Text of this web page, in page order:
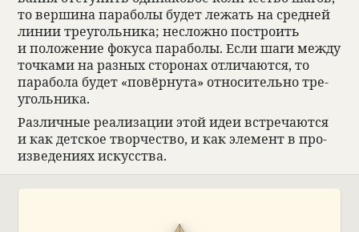
то вершина пара­болы будет лежать на сред­ней
линии тре­уголь­ника; несложно постро­ить
и положе­ние фокуса пара­болы. Если шаги между
точ­ками на раз­ных сто­ро­нах отли­чаются, то
пара­бола будет «повёр­нута» отно­си­тельно тре­
уголь­ника.
Раз­лич­ные реа­ли­за­ции этой идеи встре­чаются
и как дет­ское твор­че­ство, и как элемент в про­
из­ве­де­ниях искус­ства.